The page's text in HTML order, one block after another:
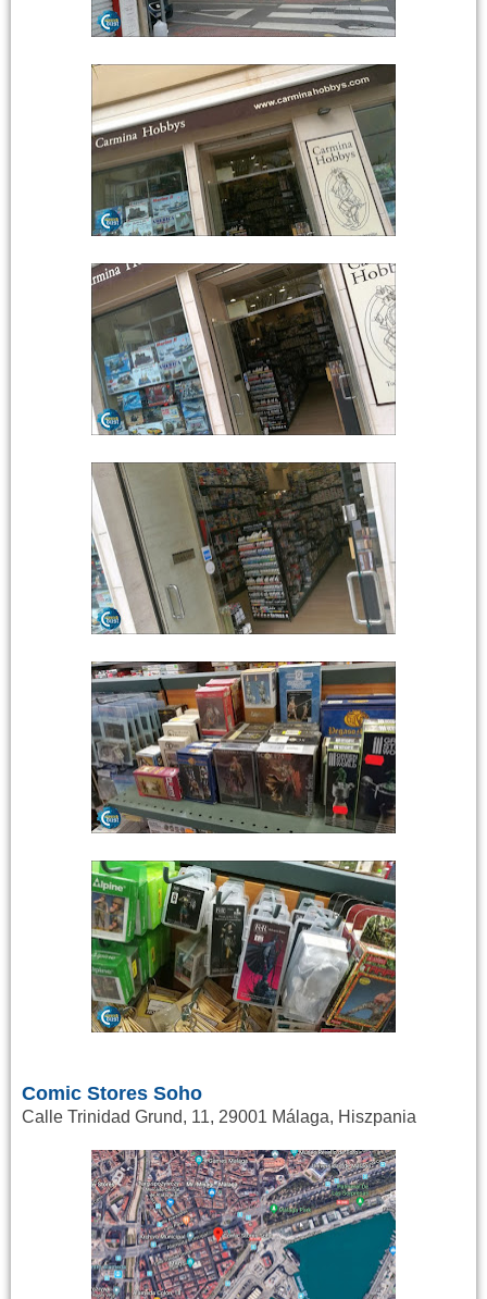
Comic Stores Soho
Calle Trinidad Grund, 11, 29001 Málaga, Hiszpania